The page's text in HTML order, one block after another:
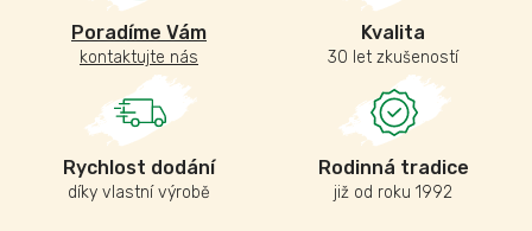
Poradíme Vám
kontaktujte nás
Kvalita
30 let zkušeností
Rychlost dodání
díky vlastní výrobě
Rodinná tradice
již od roku 1992